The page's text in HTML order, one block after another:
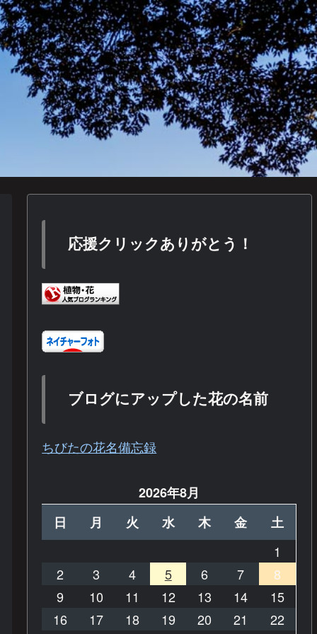
応援クリックありがとう！
ブログにアップした花の名前
ちびたの花名備忘録
2026年8月
日
月 火 水 木 金
土
1
2
3 4 5 6 7
8
9
10 11 12 13 14
15
16
17 18 19 20 21
22